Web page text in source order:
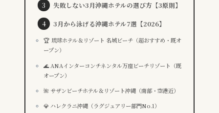
失敗しない3月沖縄ホテルの選び方【3原則】
3月から泳げる沖縄ホテル7選【2026】
🏆 琉球ホテル＆リゾート 名城ビーチ（超おすすめ・既オ
ープン）
🌊 ANAインターコンチネンタル万座ビーチリゾート（既
オープン）
🌺 サザンビーチホテル＆リゾート沖縄（南部・空港近）
💎 ハレクラニ沖縄（ラグジュアリー部門No.1）